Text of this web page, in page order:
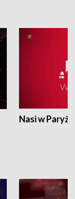
Nasi w Paryżu